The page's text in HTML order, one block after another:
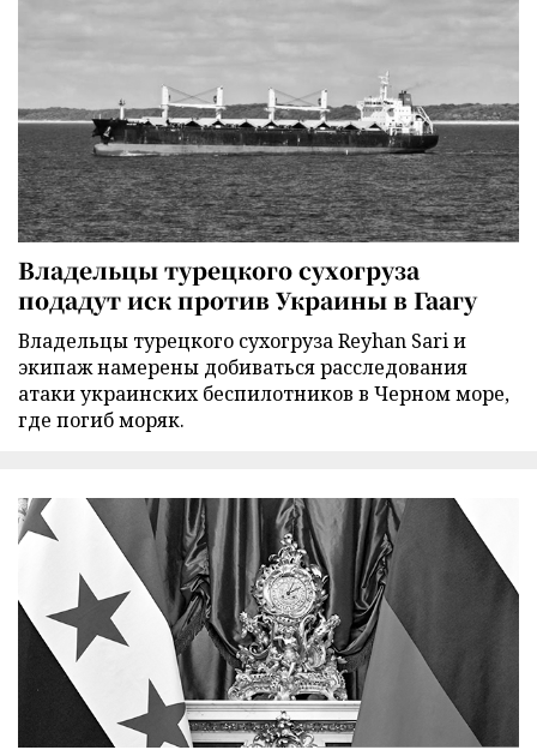
Владельцы турецкого сухогруза
подадут иск против Украины в Гаагу
Владельцы турецкого сухогруза Reyhan Sari и
экипаж намерены добиваться расследования
атаки украинских беспилотников в Черном море,
где погиб моряк.